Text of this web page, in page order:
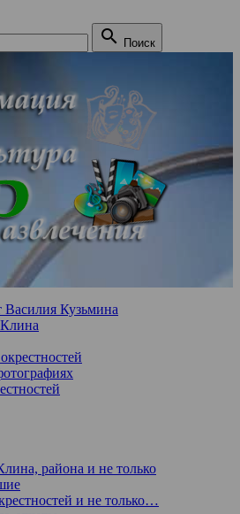
 Поиск
Василия Кузьмина
района и не только
и не только…